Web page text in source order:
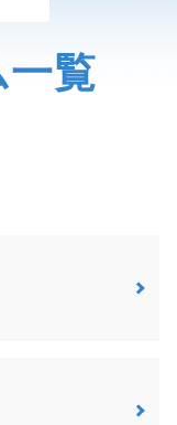
損害賠償
覧